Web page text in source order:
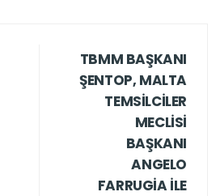
TBMM BAŞKANI
ŞENTOP, MALTA
TEMSİLCİLER
MECLİSİ
BAŞKANI
ANGELO
FARRUGİA İLE